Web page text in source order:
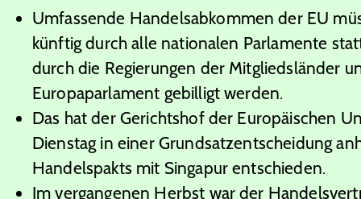
Umfassende Handelsabkommen der EU
künftig durch alle nationalen Parlamente
durch die Regierungen der Mitgliedsländer
Europaparlament gebilligt werden.
Das hat der Gerichtshof der Europäischen
Dienstag in einer Grundsatzentscheidung
Handelspakts mit Singapur entschieden.
Im vergangenen Herbst war der